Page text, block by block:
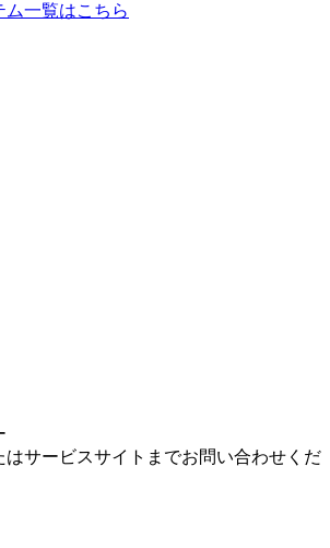
ム一覧はこちら
はサービスサイトまでお問い合わせくだ